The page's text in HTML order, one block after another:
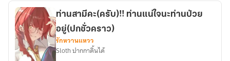
ต้องการ
นี้
สิ
จะ
สร้าง
เส้น
ทาง
ด้วย
ท่านสามีคะ(ครับ)!! ท่านแน่ใจนะท่านป่วย
อยู่(ปกชั่วคราว)
รักหวานแหวว
Sloth ปากกาดิ้นได้